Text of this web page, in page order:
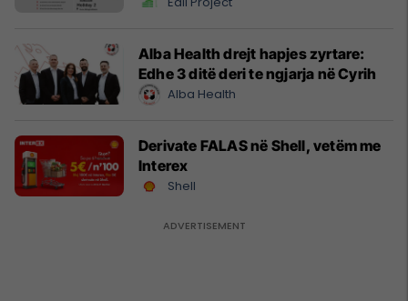
Alba Health drejt hapjes zyrtare:
Edhe 3 ditë deri te ngjarja në Cyrih
Alba Health
Derivate FALAS në Shell, vetëm me
Interex
Shell